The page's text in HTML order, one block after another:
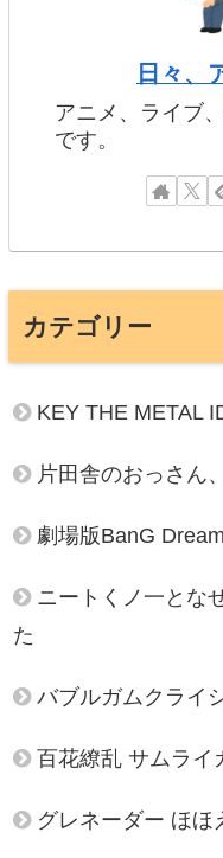
日々、
アニメ、ライブ
です。
カテゴリー
KEY THE METAL
片田舎のおっさん
劇場版BanG
ニートくノ一とな
た
バブルガムクライ
百花繚乱 サムライ
グレネーダー ほほ